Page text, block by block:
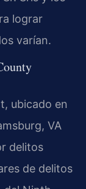
lograr
varían.
ubicado en
VA
delitos
de delitos